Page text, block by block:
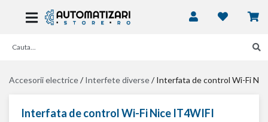
Accesorii electrice/Interfete diverse/Interfata de control Wi-Fi
Interfata de control Wi-Fi Nice IT4WIFI